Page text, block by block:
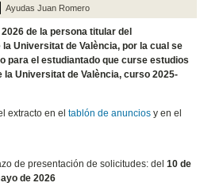
Ayudas Juan Romero
de la persona titular del
Universitat de València, por la cual se
para el estudiantado que curse estudios
Universitat de València, curso 2025-
extracto en eltablón de anuncios y en el
de presentación de solicitudes: del 10 de
de 2026